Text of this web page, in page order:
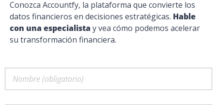
Conozca Accountfy, la plataforma que convierte los
datos financieros en decisiones estratégicas. Hable
con una especialista y vea cómo podemos acelerar
su transformación financiera.